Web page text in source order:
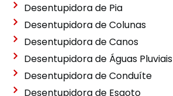
Desentupidora de Pia
Desentupidora de Colunas
Desentupidora de Canos
Desentupidora de Águas Pluviais
Desentupidora de Conduíte
Desentupidora de Esgoto